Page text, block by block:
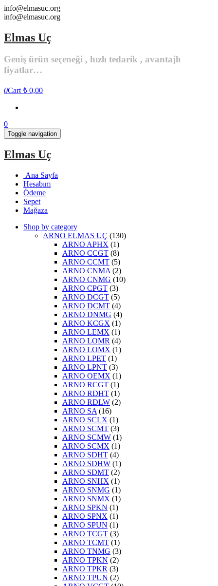
Skip
to
content
info@elmasuc.org
info@elmasuc.org
Elmas Uç
Geniş ürün seçeneği , hızlı tedarik , avantajlı
fiyatlar…
0Cart ₺ 0,00
0
Toggle navigation
Elmas Uç
Ana Sayfa
Hesabım
Ödeme
Sepet
Mağaza
Shop by category
ARNO ELMAS UÇ (130)
ARNO APHX (1)
ARNO CCGT (8)
ARNO CCMT (5)
ARNO CNMA (2)
ARNO CNMG (10)
ARNO CPGT (3)
ARNO DCGT (5)
ARNO DCMT (4)
ARNO DNMG (4)
ARNO KCGX (1)
ARNO LEMX (1)
ARNO LOMR (4)
ARNO LOMX (1)
ARNO LPET (1)
ARNO LPNT (3)
ARNO OEMX (1)
ARNO RCGT (1)
ARNO RDHT (1)
ARNO RDLW (2)
ARNO SA (16)
ARNO SCLX (1)
ARNO SCMT (3)
ARNO SCMW (1)
ARNO SCMX (1)
ARNO SDHT (4)
ARNO SDHW (1)
ARNO SDMT (2)
ARNO SNHX (1)
ARNO SNMG (1)
ARNO SNMX (1)
ARNO SPKN (1)
ARNO SPNX (1)
ARNO SPUN (1)
ARNO TCGT (3)
ARNO TCMT (1)
ARNO TNMG (3)
ARNO TPKN (2)
ARNO TPKR (3)
ARNO TPUN (2)